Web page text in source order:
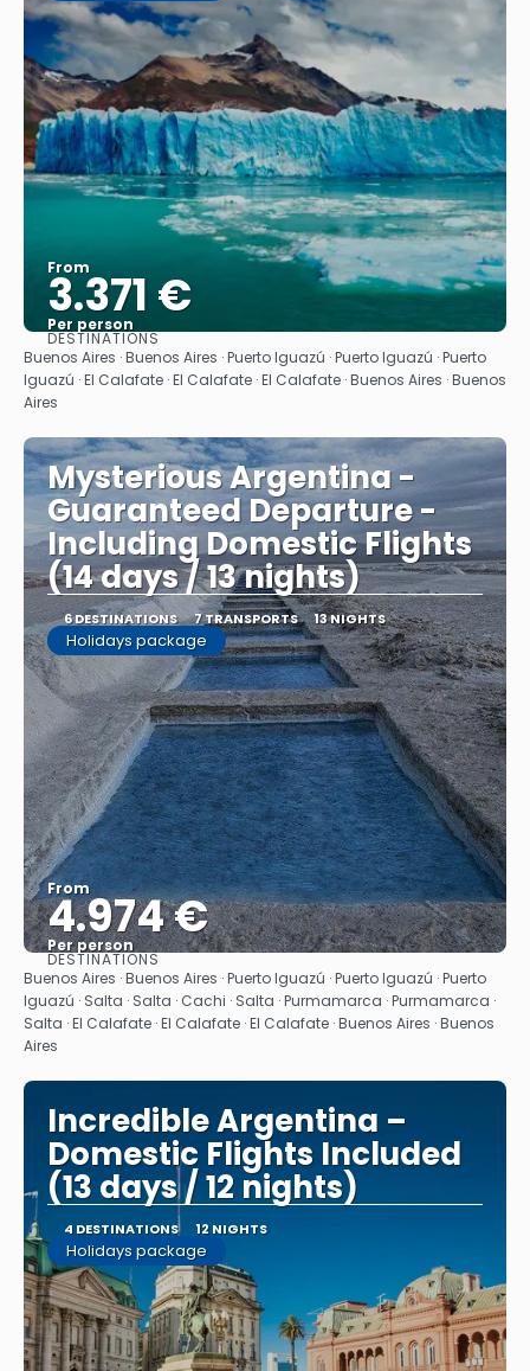
From
3.371 €
Per person
See
DESTINATIONS
Buenos Aires · Buenos Aires · Puerto Iguazú · Puerto Iguazú · Puerto
Iguazú · El Calafate · El Calafate · El Calafate · Buenos Aires · Buenos
Aires
Mysterious Argentina -
Guaranteed Departure -
Including Domestic Flights
(14 days / 13 nights)
6 DESTINATIONS 7 TRANSPORTS 13 NIGHTS
Holidays package
From
4.974 €
Per person
See
DESTINATIONS
Buenos Aires · Buenos Aires · Puerto Iguazú · Puerto Iguazú · Puerto
Iguazú · Salta · Salta · Cachi · Salta · Purmamarca · Purmamarca ·
Salta · El Calafate · El Calafate · El Calafate · Buenos Aires · Buenos
Aires
Incredible Argentina –
Domestic Flights Included
(13 days / 12 nights)
4 DESTINATIONS 12 NIGHTS
Holidays package